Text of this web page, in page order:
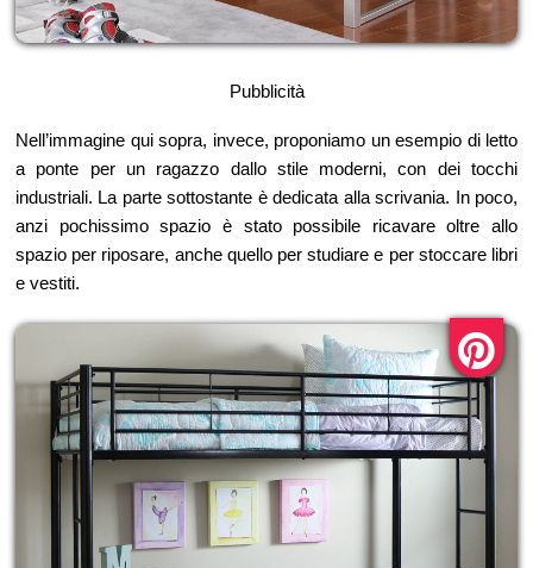
Pubblicità
Nell’immagine qui sopra, invece, proponiamo un esempio di letto
a ponte per un ragazzo dallo stile moderni, con dei tocchi
industriali. La parte sottostante è dedicata alla scrivania. In poco,
anzi pochissimo spazio è stato possibile ricavare oltre allo
spazio per riposare, anche quello per studiare e per stoccare libri
e vestiti.